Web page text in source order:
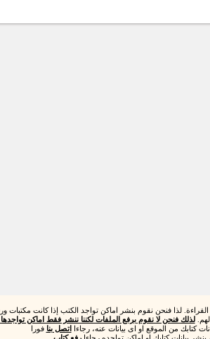
لذا فنحن نقوم بنشر اماكن تواجد الكتب إذا كانت مكتبات
لهم.لذلك فنحن لا نقوم برفع الملفات لكننا ننشر فقط اماكن تواجدها
كتابك من الموقع او اى بيانات عنه، رجاءااتصل بنا فورا